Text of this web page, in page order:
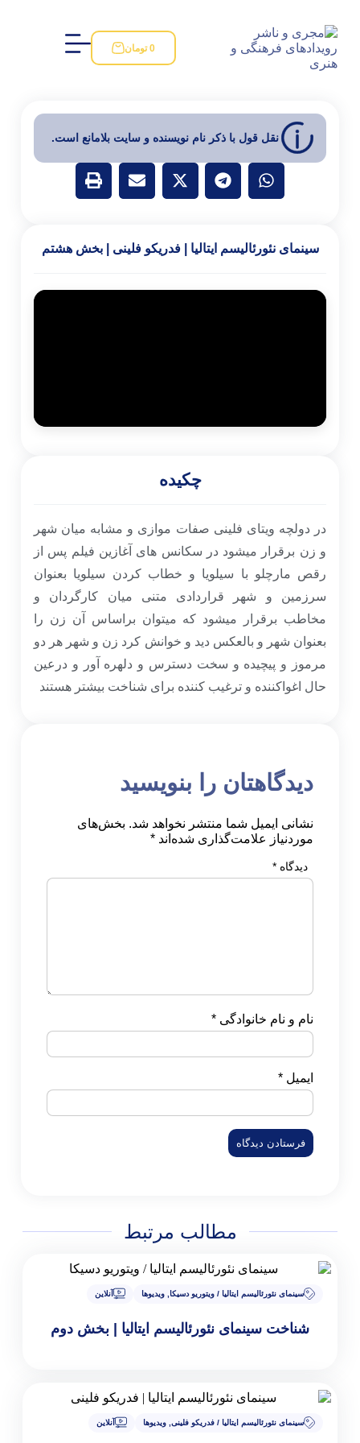
0 تومان
قول با ذکر نام نویسنده و سایت بلامانع است.
ایتالیا | فدریکو فلینی | بخش هشتم
فلینی صفات موازی و مشابه میان شهر
میشود در سکانس های آغازین فیلم پس از
با سیلویا و خطاب کردن سیلویا بعنوان
قراردادی متنی میان کارگردان و
میشود که میتوان براساس آن زن را
و بالعکس دید و خوانش کرد زن و شهر هر دو
و سخت دسترس و دلهره آور و درعین
و ترغیب کننده برای شناخت بیشتر هستند
را بنویسید
شما منتشر نخواهد شد. بخش‌های
علامت‌گذاری شده‌اند*
*
مطالب مرتبط
ایتالیا / ویتوریو دسیکا , ویدیوها آنلاین
نئورئالیسم ایتالیا | بخش دوم
ایتالیا / فدریکو فلینی ,ویدیوها آنلاین